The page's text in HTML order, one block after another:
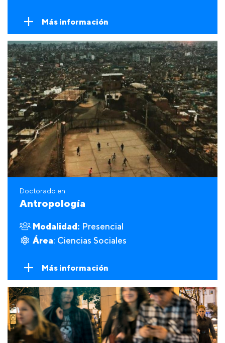
Más información
Doctorado en
Antropología
Modalidad: Presencial
Área: Ciencias Sociales
Más información